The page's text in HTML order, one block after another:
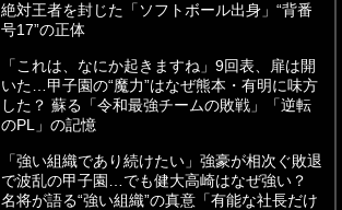
絶対王者を封じた「ソフトボール出身」“背番
号17”の正体
「これは、なにか起きますね」9回表、扉は開
いた…甲子園の“魔力”はなぜ熊本・有明に味方
した？ 蘇る「令和最強チームの敗戦」「逆転
のPL」の記憶
「強い組織であり続けたい」強豪が相次ぐ敗退
で波乱の甲子園…でも健大高崎はなぜ強い？
名将が語る“強い組織”の真意「有能な社長だけ